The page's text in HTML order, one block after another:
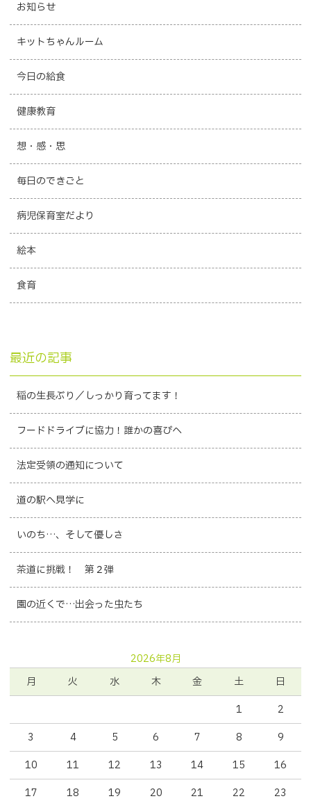
お知らせ
キットちゃんルーム
今日の給食
健康教育
想・感・思
毎日のできごと
病児保育室だより
絵本
食育
最近の記事
稲の生長ぶり／しっかり育ってます！
フードドライブに協力！誰かの喜びへ
法定受領の通知について
道の駅へ見学に
いのち…、そして優しさ
茶道に挑戦！ 第２弾
園の近くで…出会った虫たち
2026年8月
月
火 水 木 金 土
日
1
2
3
4 5 6 7 8
9
10
11 12 13 14 15
16
17
18 19 20 21 22
23